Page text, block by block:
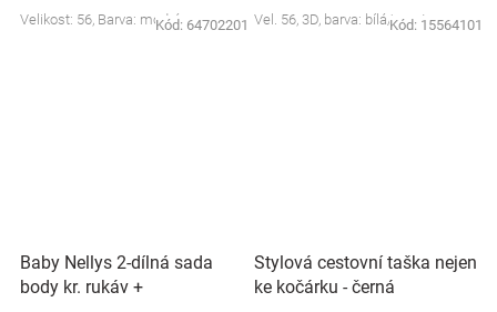
Velikost: 56, Barva: modrá
Kód: 64702201 Vel. 56, 3D, barva: bílá/smetana
Kód: 15564101
Baby Nellys 2-dílná sada
body kr. rukáv +
Stylová cestovní taška nejen
ke kočárku - černá